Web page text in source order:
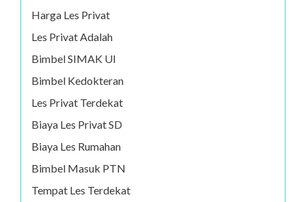
Harga Les Privat
Les Privat Adalah
Bimbel SIMAK UI
Bimbel Kedokteran
Les Privat Terdekat
Biaya Les Privat SD
Biaya Les Rumahan
Bimbel Masuk PTN
Tempat Les Terdekat